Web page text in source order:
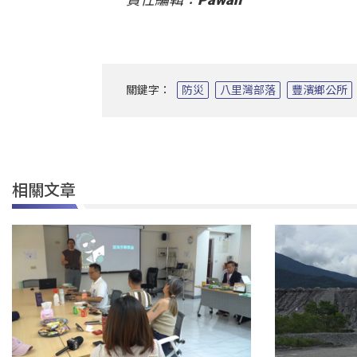
關鍵字： 防災 八里灣部落 豐濱鄉公所
相關文章